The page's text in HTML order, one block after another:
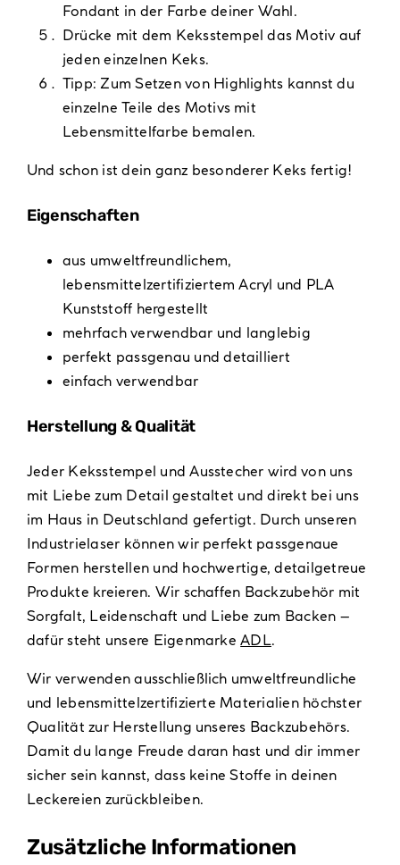
Fondant in der Farbe deiner Wahl.
Drücke mit dem Keksstempel das Motiv auf
jeden einzelnen Keks.
Tipp: Zum Setzen von Highlights kannst du
einzelne Teile des Motivs mit
Lebensmittelfarbe bemalen.
Und schon ist dein ganz besonderer Keks fertig!
Eigenschaften
aus umweltfreundlichem,
lebensmittelzertifiziertem Acryl und PLA
Kunststoff hergestellt
mehrfach verwendbar und langlebig
perfekt passgenau und detailliert
einfach verwendbar
Herstellung & Qualität
Jeder Keksstempel und Ausstecher wird von uns
mit Liebe zum Detail gestaltet und direkt bei uns
im Haus in Deutschland gefertigt. Durch unseren
Industrielaser können wir perfekt passgenaue
Formen herstellen und hochwertige, detailgetreue
Produkte kreieren. Wir schaffen Backzubehör mit
Sorgfalt, Leidenschaft und Liebe zum Backen –
dafür steht unsere EigenmarkeADL.
Wir verwenden ausschließlich umweltfreundliche
und lebensmittelzertifizierte Materialien höchster
Qualität zur Herstellung unseres Backzubehörs.
Damit du lange Freude daran hast und dir immer
sicher sein kannst, dass keine Stoffe in deinen
Leckereien zurückbleiben.
Zusätzliche Informationen